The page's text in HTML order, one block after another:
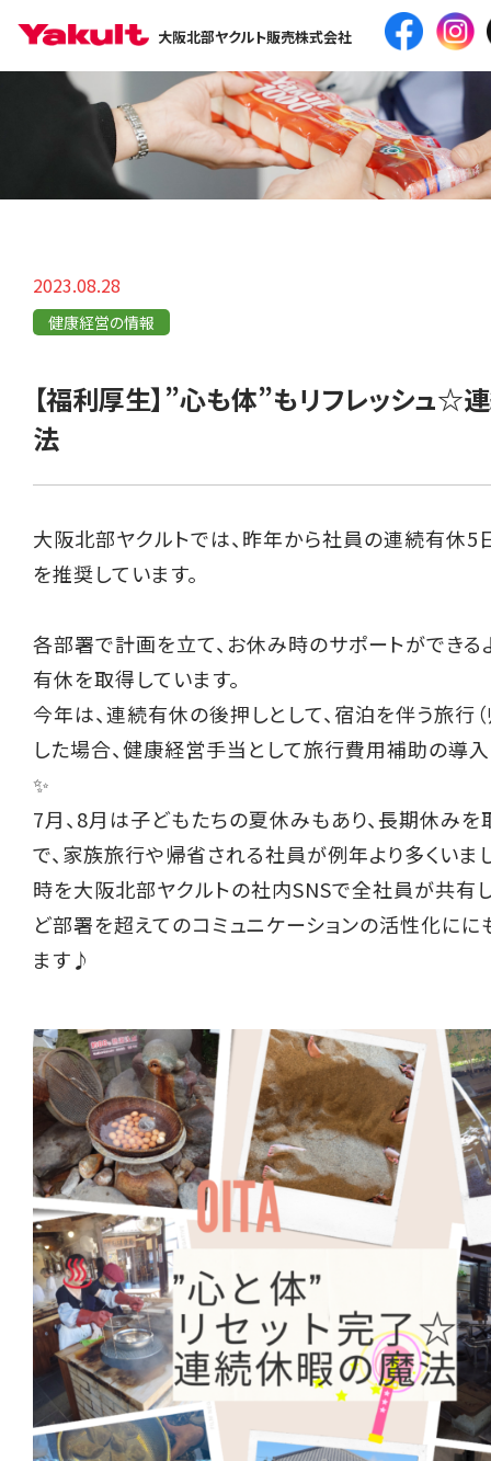
大阪北部ヤクルト販売株式会社
2023.08.28
健康経営の情報
【福利厚生】”心も体”もリフレッシュ☆
法
大阪北部ヤクルトでは、昨年から社員の連続有休5
を推奨しています。
各部署で計画を立て、お休み時のサポートができる
有休を取得しています。
今年は、連続有休の後押しとして、宿泊を伴う旅行
した場合、健康経営手当として旅行費用補助の導
✨
7月、8月は子どもたちの夏休みもあり、長期休みを
で、家族旅行や帰省される社員が例年より多くいま
時を大阪北部ヤクルトの社内SNSで全社員が共有
ど部署を超えてのコミュニケーションの活性化にに
ます♪